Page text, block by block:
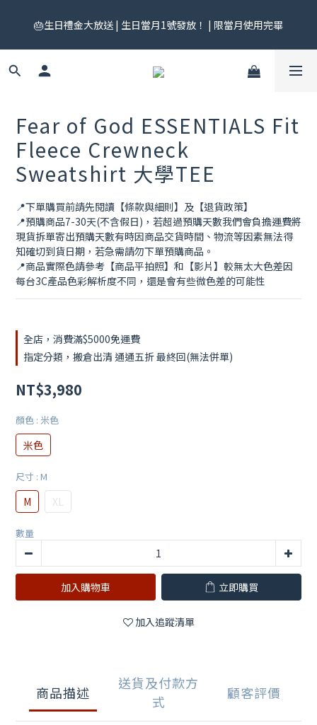
領券中心領，碼碼不同快去領！
🎂生日禮金大放送 | 生日當月1號發放！ | 限當月使用完畢
🎟️ 免運券來了！每月 25 號準時開搶｜$299／$999 各一張｜官網
Fear of God ESSENTIALS Fit
Fleece Crewneck
Sweatshirt 大學TEE
📍下單購買前請先閱讀【條款與細則】及【退貨政策】
📍預購商品7-30天(不含假日)，若超過預購天數我們會負擔運費將
現貨拆單寄出預購天數有時因商品交貨時間、物流等因素無法得
知確切到貨日期，若急需請勿下單預購商品。
📍商品實際色請參考【商品平拍照】和【影片】較無太大色差因
每台3C產品色彩解析度不同，還是會有些微色差的可能性
全店，消費滿$5000免運費
指定分類，搬倉出清 通通五折 最終回(無法併單)
NT$3,980
顏色 : 米色
米色
尺寸 : M
M XL
數量
加入購物車 立即購買
加入追蹤清單
商品描述
送貨及付款方
式
顧客評價